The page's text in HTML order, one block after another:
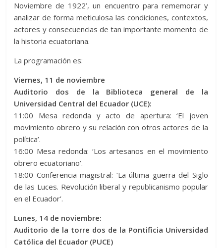
Noviembre de 1922’, un encuentro para rememorar y
analizar de forma meticulosa las condiciones, contextos,
actores y consecuencias de tan importante momento de
la historia ecuatoriana.
La programación es:
Viernes, 11 de noviembre
Auditorio dos de la Biblioteca general de la
Universidad Central del Ecuador (UCE):
11:00 Mesa redonda y acto de apertura: ‘El joven
movimiento obrero y su relación con otros actores de la
política’.
16:00 Mesa redonda: ‘Los artesanos en el movimiento
obrero ecuatoriano’.
18:00 Conferencia magistral: ‘La última guerra del Siglo
de las Luces. Revolución liberal y republicanismo popular
en el Ecuador’.
Lunes, 14 de noviembre:
Auditorio de la torre dos de la Pontificia Universidad
Católica del Ecuador (PUCE)